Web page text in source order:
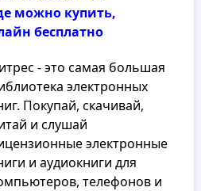
можно купить,
бесплатно
- это самая большая
электронных
Покупай, скачивай,
и слушай
электронные
и аудиокниги для
телефонов и